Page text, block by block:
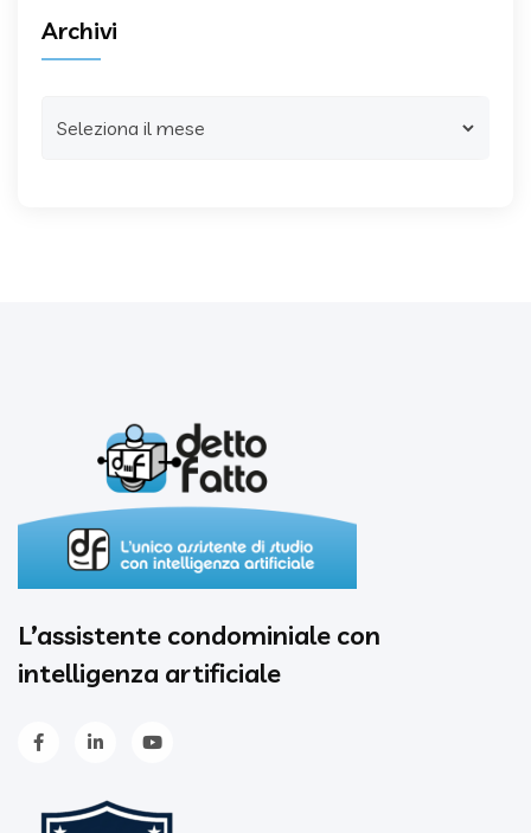
Archivi
L’assistente condominiale con
intelligenza artificiale